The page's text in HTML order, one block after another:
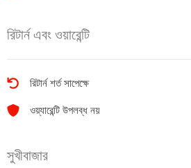
রিটার্ন এবং ওয়ারেন্টি
রিটার্ন শর্ত সাপেক্ষে
ওয়্যারেন্টি উপলব্ধ নয়
সুখীবাজার